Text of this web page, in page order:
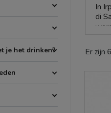
je het drinken?
In
di
Er zijn